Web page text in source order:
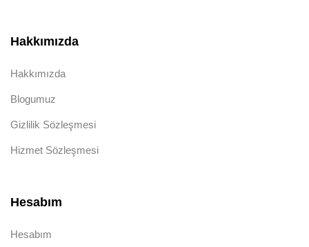
Hakkımızda
Hakkımızda
Blogumuz
Gizlilik Sözleşmesi
Hizmet Sözleşmesi
Hesabım
Hesabım